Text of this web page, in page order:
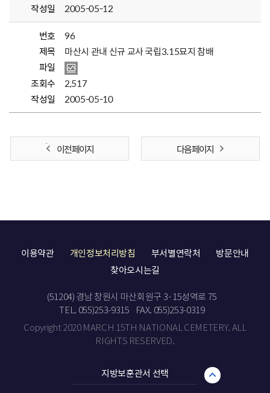
작성일
2005-05-12
번호
96
제목
마산시 관내 신규 교사 국립3.15묘지 참배
파일
조회수
2,517
작성일
2005-05-10
이전 페이지 다음 페이지
이용약관 개인정보처리방침 부서별연락처
방문안내
찾아오시는길
(51204) 경남 창원시 마산회원구 3·15성역로 75
TEL. 055)253-9315
FAX. 055)253-0319
Copyright 2020 MARCH 15TH NATIONAL CEMETERY. ALL
RIGHTS RESERVED.
지방보훈관서 선택